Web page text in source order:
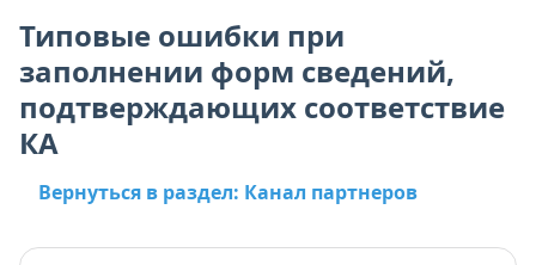
Типовые ошибки при
заполнении форм сведений,
подтверждающих соответствие
КА
Вернуться в раздел: Канал партнеров